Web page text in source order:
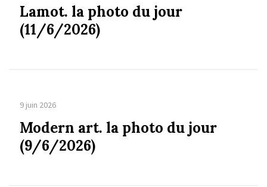
Lamot. la photo du jour
(11/6/2026)
9 juin 2026
Modern art. la photo du jour
(9/6/2026)